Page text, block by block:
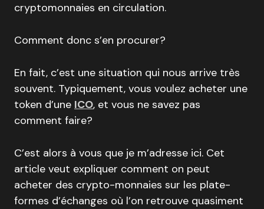
cryptomonnaies en circulation.
Comment donc s’en procurer?
En fait, c’est une situation qui nous arrive très
souvent. Typiquement, vous voulez acheter une
token d’une ICO, et vous ne savez pas
comment faire?
C’est alors à vous que je m’adresse ici. Cet
article veut expliquer comment on peut
acheter des crypto-monnaies sur les plate-
formes d’échanges où l’on retrouve quasiment